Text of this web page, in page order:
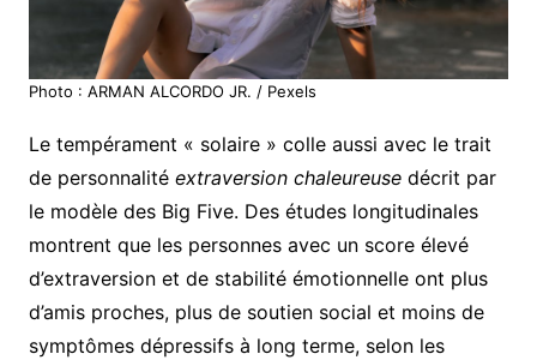
Photo : ARMAN ALCORDO JR. / Pexels
Le tempérament « solaire » colle aussi avec le trait
de personnalité extraversion chaleureusedécrit par
le modèle des Big Five. Des études longitudinales
montrent que les personnes avec un score élevé
d’extraversion et de stabilité émotionnelle ont plus
d’amis proches, plus de soutien social et moins de
symptômes dépressifs à long terme, selon les